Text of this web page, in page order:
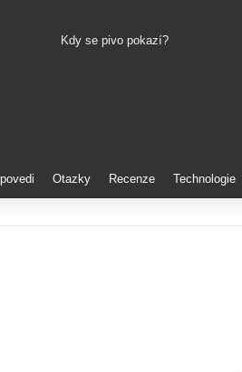
Kdy se pivo pokazí?
Otazky Recenze Technologie